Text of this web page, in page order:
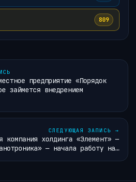
809
предприятие «Порядок
займется внедрением
СЛЕДУЮЩАЯ ЗАПИСЬ →
компания холдинга «Элемент» —
— начала работу на…